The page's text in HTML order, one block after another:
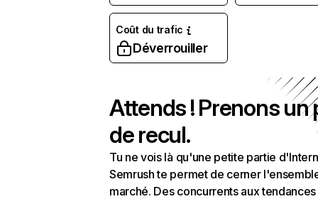
Coût du trafic
Déverrouiller
Attends ! Prenons un
de recul.
Tu ne vois là qu'une petite partie
Semrush te permet de cerner
marché. Des concurrents aux